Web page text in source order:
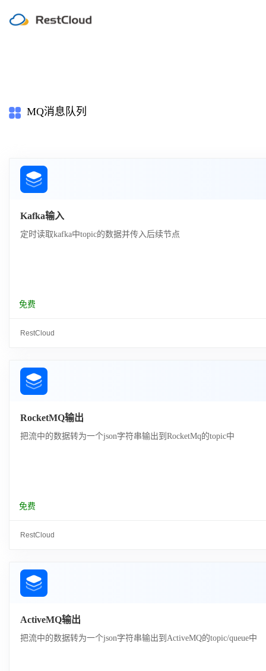
MQ消息队列
Kafka输入
定时读取kafka中topic的数据并传入后续节点
免费
RestCloud
RocketMQ输出
把流中的数据转为一个json字符串输出到RocketMq的topic中
免费
RestCloud
ActiveMQ输出
把流中的数据转为一个json字符串输出到ActiveMQ的topic/queue中